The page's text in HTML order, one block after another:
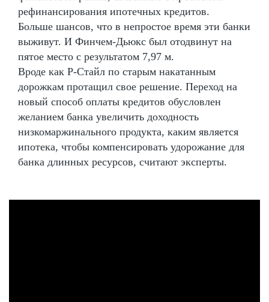
рефинансирования ипотечных кредитов.
Больше шансов, что в непростое время эти банки
выживут. И Финчем-Дьюкс был отодвинут на
пятое место с результатом 7,97 м.
Вроде как Р-Стайл по старым накатанным
дорожкам протащил свое решение. Переход на
новый способ оплаты кредитов обусловлен
желанием банка увеличить доходность
низкомаржинального продукта, каким является
ипотека, чтобы компенсировать удорожание для
банка длинных ресурсов, считают эксперты.